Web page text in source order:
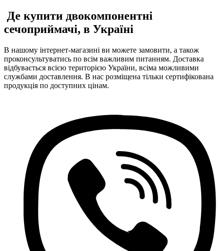
Де купити двокомпонентні
сечоприймачі, в Україні
В нашому інтернет-магазині ви можете замовити, а також
проконсультуватись по всім важливим питанням. Доставка
відбувається всією територією України, всіма можливими
службами доставлення. В нас розміщена тільки сертифікована
продукція по доступних цінам.